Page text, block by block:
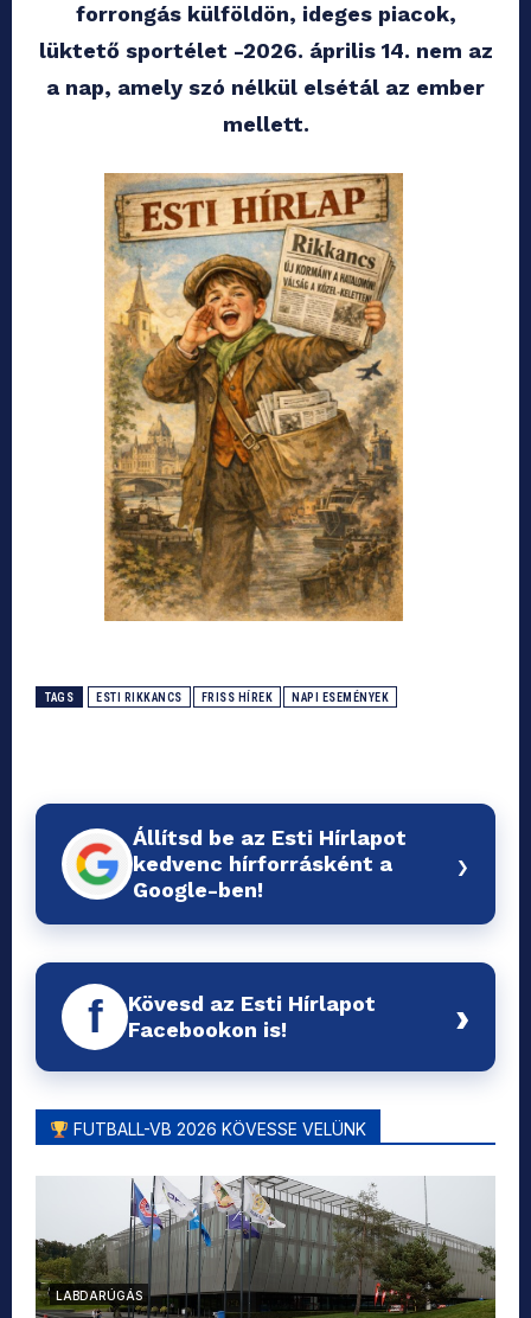
forrongás külföldön, ideges piacok,
lüktető sportélet -2026. április 14. nem az
a nap, amely szó nélkül elsétál az ember
mellett.
TAGS ESTI RIKKANCS FRISS HÍREK NAPI ESEMÉNYEK
Állítsd be az Esti Hírlapot
kedvenc hírforrásként a
Google-ben!
›
f
Kövesd az Esti Hírlapot
Facebookon is!
›
FUTBALL-VB 2026 KÖVESSE VELÜNK
LABDARÚGÁS